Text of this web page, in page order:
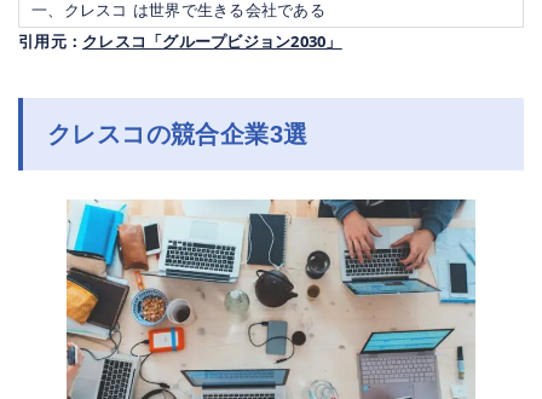
一、クレスコ は世界で生きる会社である
引用元： クレスコ「グループビジョン2030」
クレスコの競合企業3選